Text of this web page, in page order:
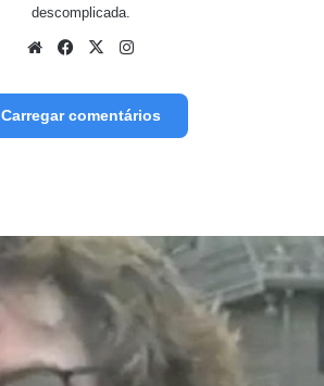
descomplicada.
WebsiteFacebook
X
Carregar comentários